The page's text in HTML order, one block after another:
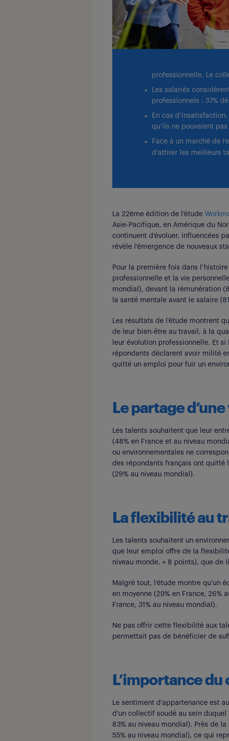
professionnelle. Le
Les salariés
professionnels : 37%
En cas
qu’ils ne pouvaient
Face à un marché de
d’attirer les meilleurs
La 22ème édition de l’étude
Asie-Pacifique, en Amérique du
continuent d’évoluer, influencées
révèle l’émergence de nouveaux
Pour la première fois dans
professionnelle et la vie
mondial), devant la rémunération
la santé mentale avant le salaire
Les résultats de l’étude montrent
de leur bien-être au travail, à la
leur évolution professionnelle. Et
répondants déclarent avoir milité
quitté un emploi pour fuir un
Le partage
Les talents souhaitent que leur
(48% en France et au niveau
ou environnementales ne
des répondants français ont quitté
(29% au niveau mondial).
La flexibilité au
Les talents souhaitent un
que leur emploi offre de la
niveau monde, + 8 points), que de
Malgré tout, l’étude montre qu’un
en moyenne (29% en France, 26%
France, 31% au niveau mondial).
Ne pas offrir cette flexibilité aux
permettait pas de bénéficier de
L’importance
Le sentiment d’appartenance est
d’un collectif soudé au sein duquel
83% au niveau mondial). Près de
55% au niveau mondial), ce qui